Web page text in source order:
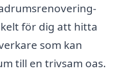
för dig att hitta
som kan
till en trivsam oas.